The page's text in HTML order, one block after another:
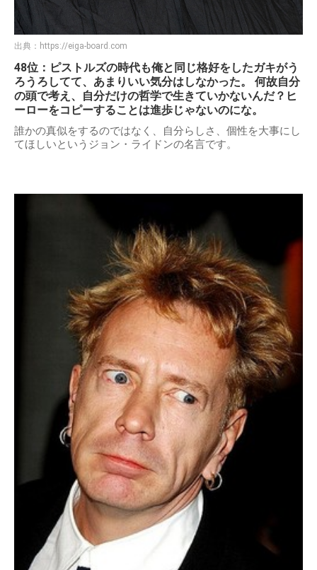
出典： https://eiga-board.com
48位：ピストルズの時代も俺と同じ格好をしたガキがう
ろうろしてて、あまりいい気分はしなかった。 何故自分
の頭で考え、自分だけの哲学で生きていかないんだ？ヒ
ーローをコピーすることは進歩じゃないのにな。
誰かの真似をするのではなく、自分らしさ、個性を大事にし
てほしいというジョン・ライドンの名言です。